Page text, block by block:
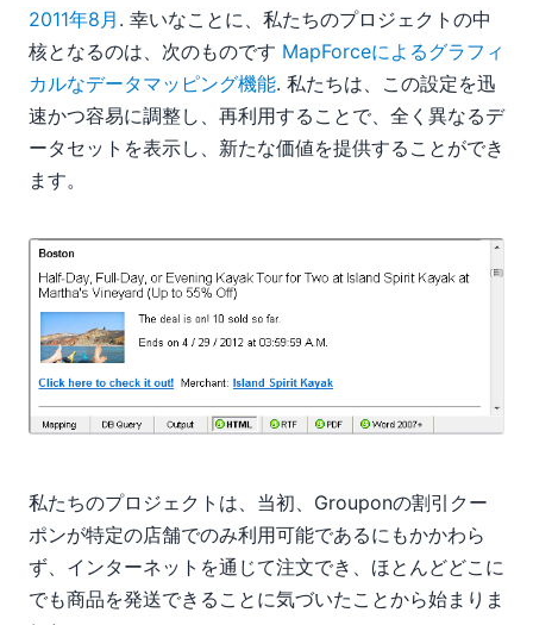
2011年8月 . 幸いなことに、私たちのプロジェクトの中
核となるのは、次のものです MapForceによるグラフィ
カルなデータマッピング機能. 私たちは、この設定を迅
速かつ容易に調整し、再利用することで、全く異なるデ
ータセットを表示し、新たな価値を提供することができ
ます。
私たちのプロジェクトは、当初、Grouponの割引クー
ポンが特定の店舗でのみ利用可能であるにもかかわら
ず、インターネットを通じて注文でき、ほとんどどこに
でも商品を発送できることに気づいたことから始まりま